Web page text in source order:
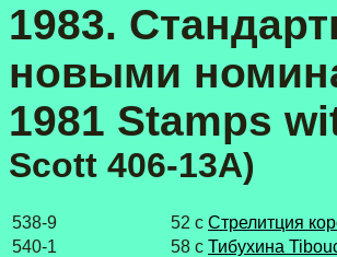
1983.
новыми
1981 Stamps
Scott 406-13A)
538-9 52 с Стрелитция
540-1
58 с Тибухина